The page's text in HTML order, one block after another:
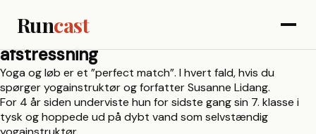
Runcast
afstressning
Yoga og løb er et ”perfect match”. I hvert fald, hvis du
spørger yogainstruktør og forfatter Susanne Lidang.
For 4 år siden underviste hun for sidste gang sin 7. klasse i
tysk og hoppede ud på dybt vand som selvstændig